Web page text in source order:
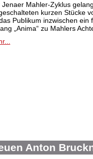
Jenaer Mahler-Zyklus
kurzen Stücke
Publikum inzwischen ein
„Anima“ zu Mahlers
Anton